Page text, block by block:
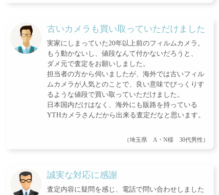
古いカメラも買い取っていただけました
実家にしまっていた20年以上前のフィルムカメラ。
もう動かないし、値段なんて付かないだろうと、
ダメ元で査定をお願いしました。
担当者の方から伺いましたが、海外では古いフィル
ムカメラが人気とのことで、良い意味でびっくりす
るような値段で買い取っていただけました。
日本国内だけはなく、海外にも販路を持っている
YTHカメラさんだから出来る査定だなと思います。
（埼玉県 A・N様 30代男性）
誠実な対応に感謝
査定内容に疑問を感じ、電話で問い合わせしました